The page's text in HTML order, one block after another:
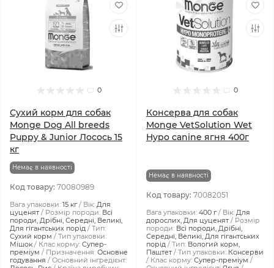
0
Сухий корм для собак
Monge Dog All breeds
Puppy & Junior Лосось 15
кг
Немає в наявності
Код товару: 70080989
Вага упаковки: 15 кг Вік: Для
цуценят
Розмір породи: Всі
породи, Дрібні, Середні, Великі,
Для гігантських порід
Тип:
Сухий корм
Тип упаковки:
Мішок
Клас корму: Супер-
преміум
Призначення: Основне
годування
Основний інгредієнт:
0
Консерва для собак
Monge VetSolution Wet
Hypo canine ягня 400г
Немає в наявності
Код товару: 70082051
Вага упаковки: 400 г Вік: Для
дорослих, Для цуценят
Розмір
породи: Всі породи, Дрібні,
Середні, Великі, Для гігантських
порід
Тип: Вологий корм,
Паштет
Тип упаковки: Консерви
Клас корму: Супер-преміум